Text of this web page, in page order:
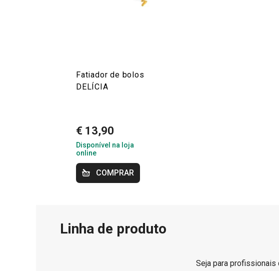
Fatiador de bolos
DELÍCIA
€ 13,90
Disponível na loja
online
COMPRAR
Linha de produto
Seja para profissionais